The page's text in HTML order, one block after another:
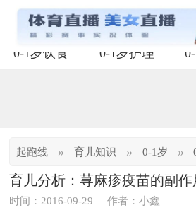
0-1岁饮食 0-1岁护理
起跑线 » 育儿知识 » 0-1岁 »
育儿分析：荨麻疹疫苗的副作
时间：2016-09-29 作者：小鑫